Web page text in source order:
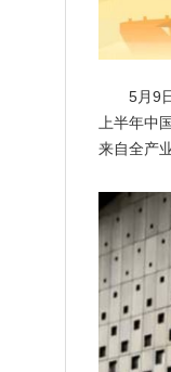
5月9
上半年中
来自全产